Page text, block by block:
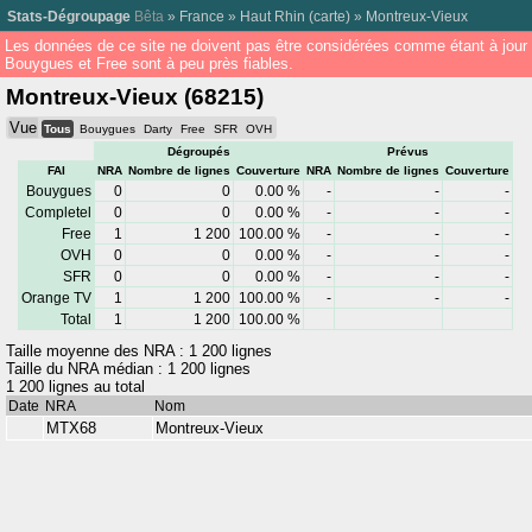
Stats-Dégroupage Bêta » France » Haut Rhin (carte) » Montreux-Vieux
Les données de ce site ne doivent pas être considérées comme étant à
Bouygues et Free sont à peu près fiables.
Montreux-Vieux (68215)
Vue Tous Bouygues Darty Free SFR
OVH
Dégroupés
Prévus
FAI
NRA Nombre de lignes Couverture NRA Nombre de lignes Couverture
Bouygues 0 0 0.00 % - -
-
Completel
0 0 0.00 % - -
-
Free
1 1 200 100.00 % - -
-
OVH
0 0 0.00 % - -
-
SFR
0 0 0.00 % - -
-
Orange TV
1 1 200 100.00 % - -
-
Total
1 1 200 100.00 %
Taille moyenne des NRA : 1 200 lignes
Taille du NRA médian : 1 200 lignes
1 200 lignes au total
Date NRA Nom
MTX68 Montreux-Vieux